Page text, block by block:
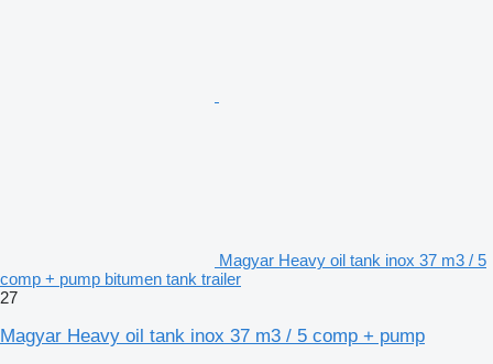
Magyar Heavy oil tank inox 37 m3 / 5
comp + pump bitumen tank trailer
27
Magyar Heavy oil tank inox 37 m3 / 5 comp + pump